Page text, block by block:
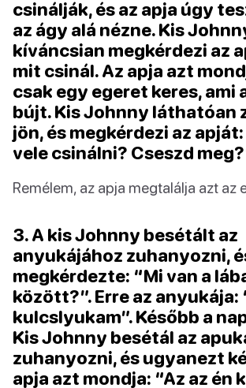
csinálják, és az apja úgy
az ágy alá nézne. Kis
kíváncsian megkérdezi az
mit csinál. Az apja azt
csak egy egeret keres, ami
bújt. Kis Johnny láthatóan
jön, és megkérdezi az
vele csinálni? Cseszd
Remélem, az apja megtalálja azt az
3. A kis Johnny besétált az
anyukájához zuhanyozni,
megkérdezte: “Mi van a
között?”. Erre az anyukája:
kulcslyukam”. Később a
Kis Johnny besétál az
zuhanyozni, és ugyanezt
apja azt mondja: “Az az én